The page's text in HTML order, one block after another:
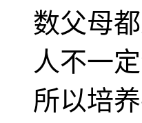
数父母
人不一
所以培